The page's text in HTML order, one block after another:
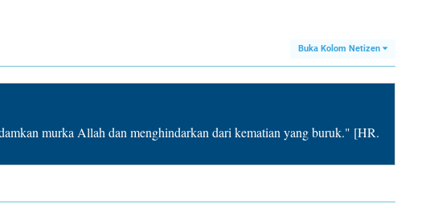
Buka Kolom Netizen
murka Allah dan menghindarkan dari kematian yang buruk." [HR.